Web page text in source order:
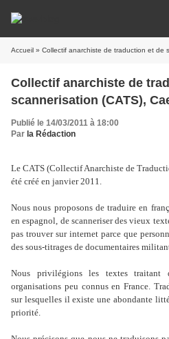
Accueil » Collectif anarchiste de traduction et de
Collectif anarchiste de
scannerisation (CATS),
Publié le 14/03/2011 à 18:00
Par la Rédaction
Le CATS (Collectif Anarchiste de
été créé en janvier 2011.
Nous nous proposons de traduire en
en espagnol, de scanneriser des vieux
pas trouver sur internet parce que
des sous-titrages de documentaires
Nous privilégions les textes traitant
organisations peu connus en France.
sur lesquelles il existe une abondante
priorité.